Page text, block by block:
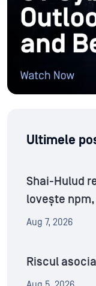
Ultimele
Shai-Hulud
lovește
Aug 7, 2026
Riscul